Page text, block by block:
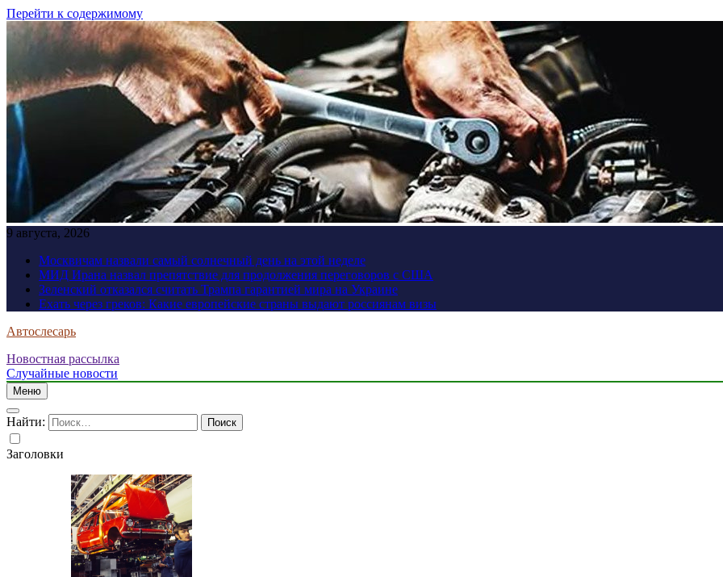
Перейти к содержимому
9 августа, 2026
Москвичам назвали самый солнечный день на этой неделе
МИД Ирана назвал препятствие для продолжения переговоров с США
Зеленский отказался считать Трампа гарантией мира на Украине
Ехать через греков: Какие европейские страны выдают россиянам визы
Автослесарь
Новостная рассылка
Случайные новости
Меню
Найти:
Заголовки